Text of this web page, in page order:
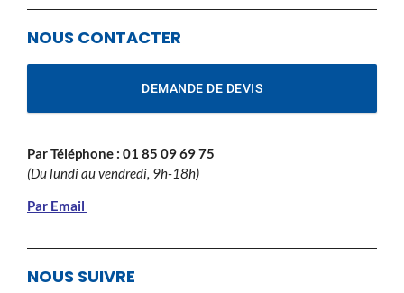
NOUS CONTACTER
DEMANDE DE DEVIS
Par Téléphone : 01 85 09 69 75
(Du lundi au vendredi, 9h-18h)
Par Email
NOUS SUIVRE